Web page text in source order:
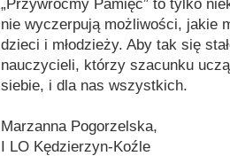
„Przywróćmy Pamięć” to tylko
nie wyczerpują możliwości, jakie
dzieci i młodzieży. Aby tak się
nauczycieli, którzy szacunku
siebie, i dla nas wszystkich.
Marzanna Pogorzelska,
I LO Kędzierzyn-Koźle